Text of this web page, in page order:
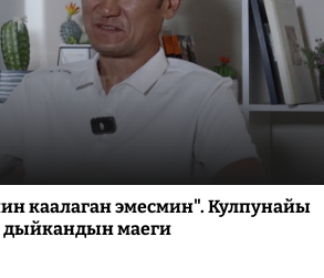
каалаган эмесмин". Кулпунайы
дыйкандын маеги